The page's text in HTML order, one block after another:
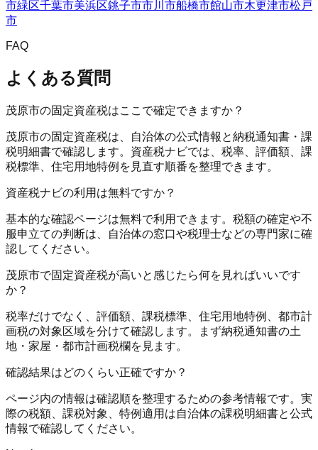
市緑区千葉市美浜区銚子市市川市船橋市館山市木更津市松戸
市
FAQ
よくある質問
茂原市の固定資産税はここで確定できますか？
茂原市の固定資産税は、自治体の公式情報と納税通知書・課
税明細書で確認します。資産税ナビでは、税率、評価額、課
税標準、住宅用地特例を見直す順番を整理できます。
資産税ナビの利用は無料ですか？
基本的な確認ページは無料で利用できます。税額の確定や不
服申立ての判断は、自治体の窓口や税理士などの専門家に確
認してください。
茂原市で固定資産税が高いと感じたら何を見ればいいです
か？
税率だけでなく、評価額、課税標準、住宅用地特例、都市計
画税の対象区域を分けて確認します。まず納税通知書の土
地・家屋・都市計画税欄を見ます。
確認結果はどのくらい正確ですか？
ページ内の情報は確認順を整理するための参考情報です。実
際の税額、課税対象、特例適用は自治体の課税明細書と公式
情報で確認してください。